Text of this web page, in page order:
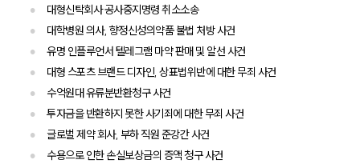
대형신탁회사 공사중지명령 취소소송
대학병원 의사, 향정신성의약품 불법 처방 사건
유명 인플루언서 텔레그램 마약 판매 및 알선 사건
대형 스포츠 브랜드 디자인, 상표법위반에 대한 무죄 사건
수억원대 유류분반환청구 사건
투자금을 반환하지 못한 사기죄에 대한 무죄 사건
글로벌 제약 회사, 부하 직원 준강간 사건
수용으로 인한 손실보상금의 증액 청구 사건